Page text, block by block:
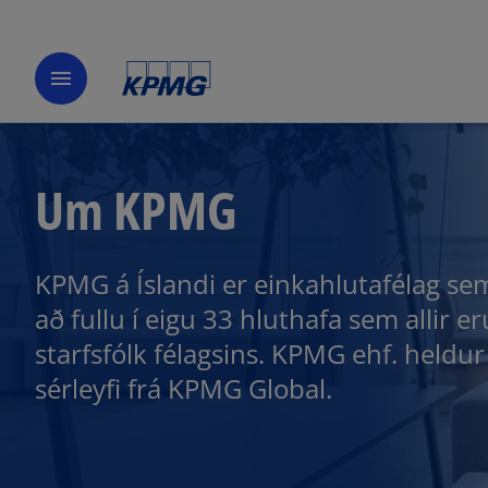
menu
Um KPMG
KPMG á Íslandi er einkahlutafélag
að fullu í eigu 33 hluthafa sem allir
starfsfólk félagsins. KPMG ehf.
sérleyfi frá KPMG Global.